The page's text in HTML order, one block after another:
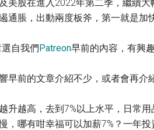
美股在進入2022年第二季，繼續
通脹，出動兩度板斧，第一就是加
自我們Patreon早前的內容，有興
早前的文章介紹不少，或者會再介
升越高，去到7%以上水平，日常
，哪有咁幸福可以加薪7%？一年